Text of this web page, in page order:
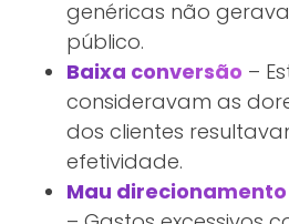
genéricas não
público.
Baixa conversão –
consideravam as
dos clientes
efetividade.
Mau